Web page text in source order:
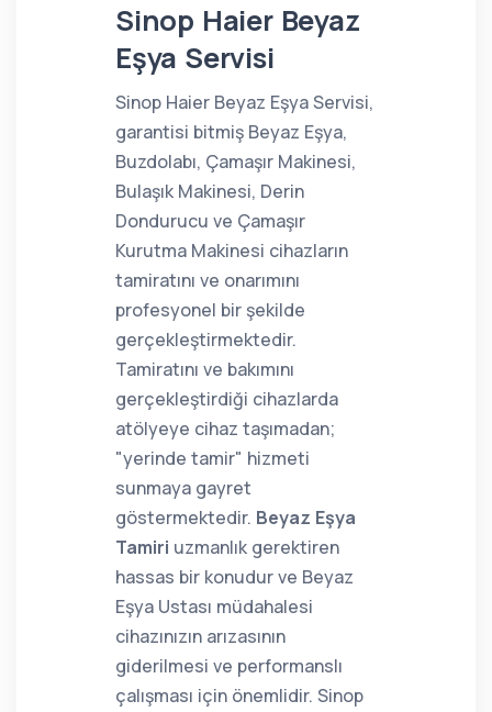
Sinop Haier Beyaz
Eşya Servisi
Sinop Haier Beyaz Eşya Servisi,
garantisi bitmiş Beyaz Eşya,
Buzdolabı, Çamaşır Makinesi,
Bulaşık Makinesi, Derin
Dondurucu ve Çamaşır
Kurutma Makinesi cihazların
tamiratını ve onarımını
profesyonel bir şekilde
gerçekleştirmektedir.
Tamiratını ve bakımını
gerçekleştirdiği cihazlarda
atölyeye cihaz taşımadan;
"yerinde tamir" hizmeti
sunmaya gayret
göstermektedir. Beyaz Eşya
Tamiri uzmanlık gerektiren
hassas bir konudur ve Beyaz
Eşya Ustası müdahalesi
cihazınızın arızasının
giderilmesi ve performanslı
çalışması için önemlidir. Sinop